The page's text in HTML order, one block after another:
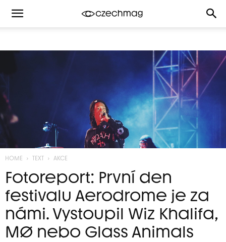
HOME TEXT AKCE
Fotoreport: První den
festivalu Aerodrome je za
námi. Vystoupil Wiz Khalifa,
MØ nebo Glass Animals